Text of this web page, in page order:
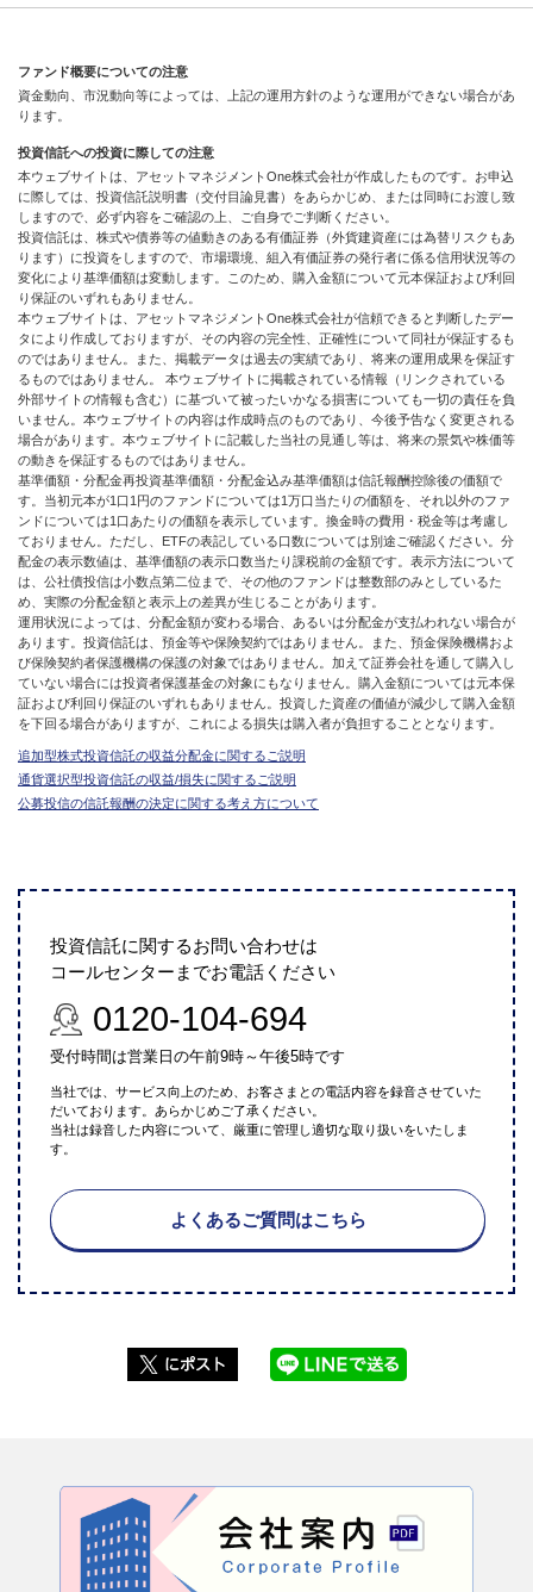
ファンド概要についての注意
資金動向、市況動向等によっては、上記の運用方針のような運用ができない場合があ
ります。
投資信託への投資に際しての注意
本ウェブサイトは、アセットマネジメントOne株式会社が作成したものです。お申込
に際しては、投資信託説明書（交付目論見書）をあらかじめ、または同時にお渡し致
しますので、必ず内容をご確認の上、ご自身でご判断ください。
投資信託は、株式や債券等の値動きのある有価証券（外貨建資産には為替リスクもあ
ります）に投資をしますので、市場環境、組入有価証券の発行者に係る信用状況等の
変化により基準価額は変動します。このため、購入金額について元本保証および利回
り保証のいずれもありません。
本ウェブサイトは、アセットマネジメントOne株式会社が信頼できると判断したデー
タにより作成しておりますが、その内容の完全性、正確性について同社が保証するも
のではありません。また、掲載データは過去の実績であり、将来の運用成果を保証す
るものではありません。 本ウェブサイトに掲載されている情報（リンクされている
外部サイトの情報も含む）に基づいて被ったいかなる損害についても一切の責任を負
いません。本ウェブサイトの内容は作成時点のものであり、今後予告なく変更される
場合があります。本ウェブサイトに記載した当社の見通し等は、将来の景気や株価等
の動きを保証するものではありません。
基準価額・分配金再投資基準価額・分配金込み基準価額は信託報酬控除後の価額で
す。当初元本が1口1円のファンドについては1万口当たりの価額を、それ以外のファ
ンドについては1口あたりの価額を表示しています。換金時の費用・税金等は考慮し
ておりません。ただし、ETFの表記している口数については別途ご確認ください。分
配金の表示数値は、基準価額の表示口数当たり課税前の金額です。表示方法について
は、公社債投信は小数点第二位まで、その他のファンドは整数部のみとしているた
め、実際の分配金額と表示上の差異が生じることがあります。
運用状況によっては、分配金額が変わる場合、あるいは分配金が支払われない場合が
あります。投資信託は、預金等や保険契約ではありません。また、預金保険機構およ
び保険契約者保護機構の保護の対象ではありません。加えて証券会社を通して購入し
ていない場合には投資者保護基金の対象にもなりません。購入金額については元本保
証および利回り保証のいずれもありません。投資した資産の価値が減少して購入金額
を下回る場合がありますが、これによる損失は購入者が負担することとなります。
追加型株式投資信託の収益分配金に関するご説明
通貨選択型投資信託の収益/損失に関するご説明
公募投信の信託報酬の決定に関する考え方について
投資信託に関するお問い合わせは
コールセンターまでお電話ください
0120-104-694
受付時間は営業日の午前9時～午後5時です
当社では、サービス向上のため、お客さまとの電話内容を録音させていた
だいております。あらかじめご了承ください。
当社は録音した内容について、厳重に管理し適切な取り扱いをいたしま
す。
よくあるご質問はこちら